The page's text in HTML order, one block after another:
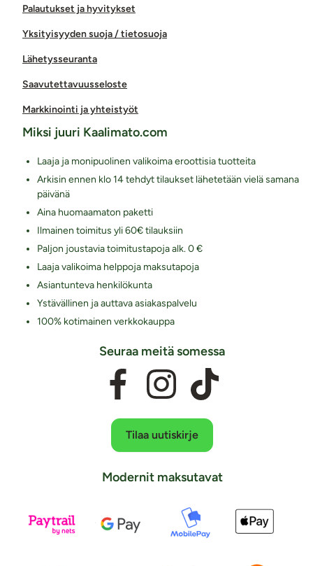
Palautukset ja hyvitykset
Yksityisyyden suoja / tietosuoja
Lähetysseuranta
Saavutettavuusseloste
Markkinointi ja yhteistyöt
Miksi juuri Kaalimato.com
Laaja ja monipuolinen valikoima eroottisia tuotteita
Arkisin ennen klo 14 tehdyt tilaukset lähetetään vielä samana
päivänä
Aina huomaamaton paketti
Ilmainen toimitus yli 60€ tilauksiin
Paljon joustavia toimitustapoja alk. 0 €
Laaja valikoima helppoja maksutapoja
Asiantunteva henkilökunta
Ystävällinen ja auttava asiakaspalvelu
100% kotimainen verkkokauppa
Seuraa meitä somessa
Tilaa uutiskirje
Modernit maksutavat